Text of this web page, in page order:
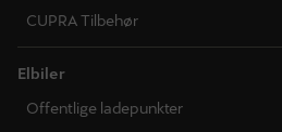
CUPRA Tilbehør
Elbiler
Offentlige ladepunkter